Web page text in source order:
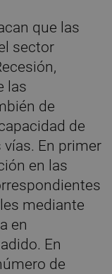
que las
sector
las
de
de
En primer
en las
mediante
en
En
de